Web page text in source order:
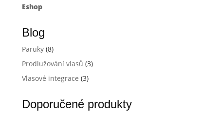
Eshop
Blog
Paruky(8)
Prodlužování vlasů (3)
Vlasové integrace (3)
Doporučené produkty